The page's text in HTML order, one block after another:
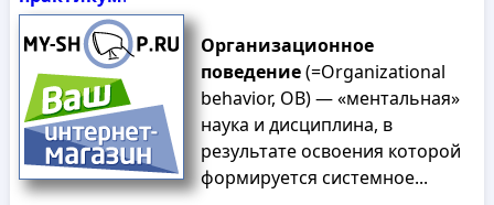
Организационное
поведение(=Organizational
behavior, ОВ) — «ментальная»
наука и дисциплина, в
результате освоения которой
формируется системное...